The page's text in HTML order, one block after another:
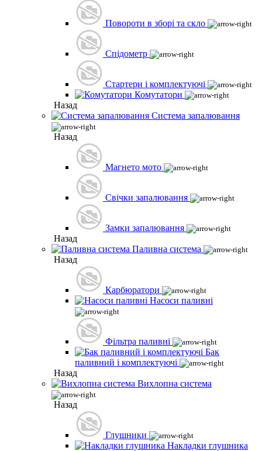
Повороти в зборі та скло
Спідометр
Стартери і комплектуючі
Комутатори
Назад
Система запалювання
Назад
Магнето мото
Свічки запалювання
Замки запалювання
Назад
Паливна система
Назад
Карбюратори
Насоси паливні
Фільтра паливні
Бак
паливний і комплектуючі
Назад
Вихлопна система
Назад
Глушники
Накладки глушника